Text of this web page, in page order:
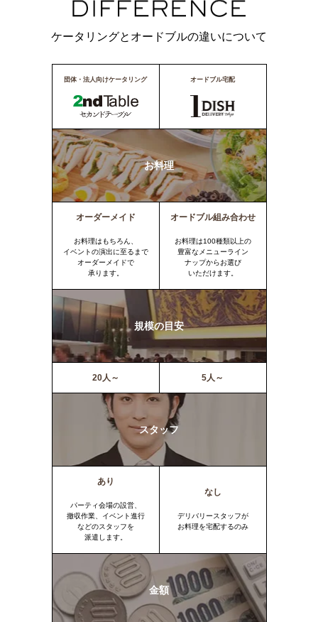
ケータリングとオードブルの違いについて
団体・法人向けケータリング オードブル宅配
お料理
オーダーメイド
お料理はもちろん、
イベントの演出に至るまで
オーダーメイドで
承ります。
オードブル組み合わせ
お料理は100種類以上の
豊富なメニューライン
ナップからお選び
いただけます。
規模の目安
20人～ 5人～
スタッフ
あり
パーティ会場の設営、
撤収作業、イベント進行
などのスタッフを
派遣します。
なし
デリバリースタッフが
お料理を宅配するのみ
金額